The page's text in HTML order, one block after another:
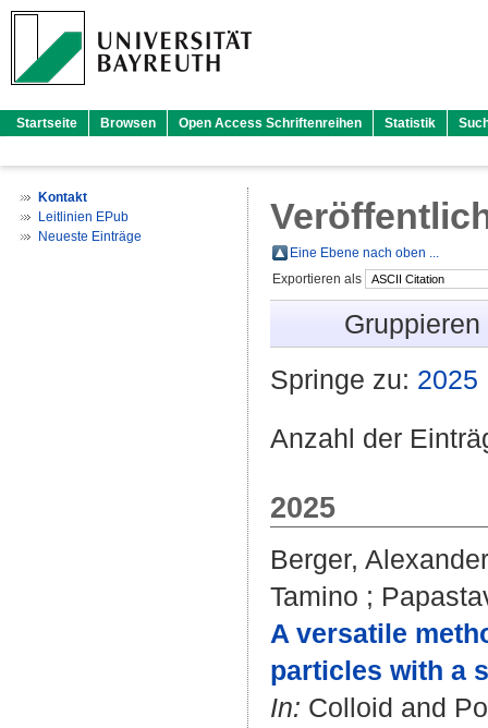
Startseite Browsen Open Access Schriftenreihen Statistik
Kontakt
Leitlinien EPub
Neueste Einträge
Eine Ebene nach oben ...
Exportieren als
Springe zu: 2025
Anzahl der
2025
Berger, Alexander
Tamino ;
A versatile
particles with a
In: Colloid and